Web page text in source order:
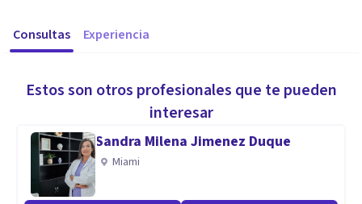
Consultas Experiencia
Estos son otros profesionales que te pueden
interesar
Sandra Milena Jimenez Duque
Miami